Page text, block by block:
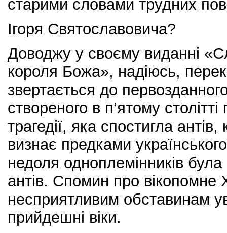
старими словами трудних
Ігоря Святославовича?
Доводжу у своєму виданні
короля Божа», надіюсь,
звертається до
створеного в п’ятому
трагедії, яка спостигла
визнає предками
недоля одноплемінників
антів. Спомин про вікопомне
несприятливим обставинам
прийдешні віки.